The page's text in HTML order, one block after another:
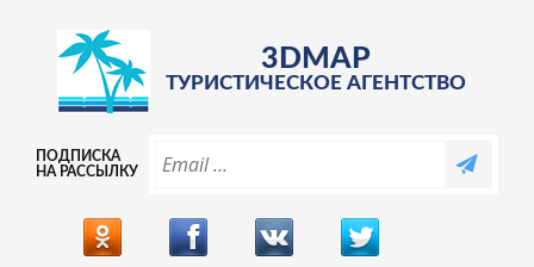
3DMAP
ТУРИСТИЧЕСКОЕ АГЕНТСТВО
ПОДПИСКА
НА РАССЫЛКУ